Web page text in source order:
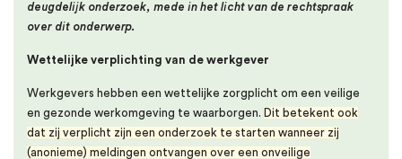
deugdelijk onderzoek, mede in het licht van de rechtspraak
over dit onderwerp.
Wettelijke verplichting van de werkgever
Werkgevers hebben een wettelijke zorgplicht om een veilige
en gezonde werkomgeving te waarborgen. Dit betekent ook
dat zij verplicht zijn een onderzoek te starten wanneer zij
(anonieme) meldingen ontvangen over een onveilige